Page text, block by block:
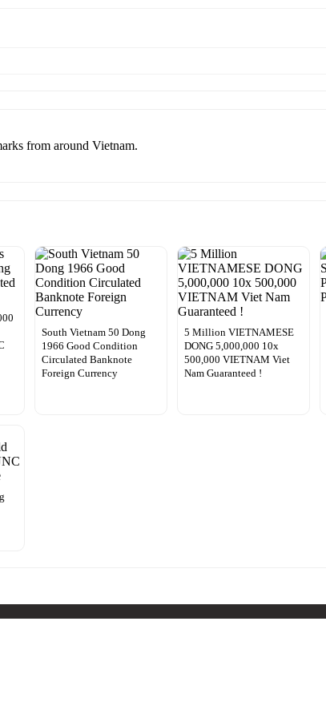
from around Vietnam.
South Vietnam 50 Dong
1966 Good Condition
Circulated Banknote
Foreign Currency
5 Million VIETNAMESE
DONG 5,000,000 10x
500,000 VIETNAM Viet
Nam Guaranteed !